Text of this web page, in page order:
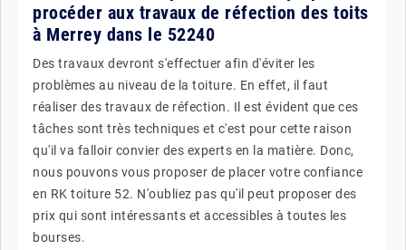
procéder aux travaux de réfection des toits
à Merrey dans le 52240
Des travaux devront s'effectuer afin d'éviter les
problèmes au niveau de la toiture. En effet, il faut
réaliser des travaux de réfection. Il est évident que ces
tâches sont très techniques et c'est pour cette raison
qu'il va falloir convier des experts en la matière. Donc,
nous pouvons vous proposer de placer votre confiance
en RK toiture 52. N'oubliez pas qu'il peut proposer des
prix qui sont intéressants et accessibles à toutes les
bourses.